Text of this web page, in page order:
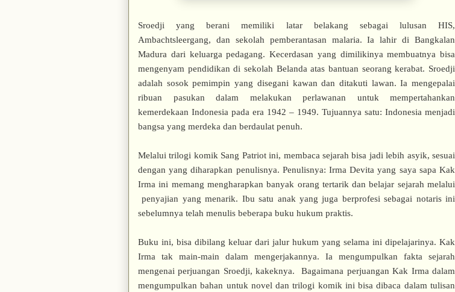
Sroedji yang berani memiliki latar belakang sebagai lulusan HIS,
Ambachtsleergang, dan sekolah pemberantasan malaria. Ia lahir di Bangkalan
Madura dari keluarga pedagang. Kecerdasan yang dimilikinya membuatnya bisa
mengenyam pendidikan di sekolah Belanda atas bantuan seorang kerabat. Sroedji
adalah sosok pemimpin yang disegani kawan dan ditakuti lawan. Ia mengepalai
ribuan pasukan dalam melakukan perlawanan untuk mempertahankan
kemerdekaan Indonesia pada era 1942 – 1949. Tujuannya satu: Indonesia menjadi
bangsa yang merdeka dan berdaulat penuh.
Melalui trilogi komik Sang Patriot ini, membaca sejarah bisa jadi lebih asyik, sesuai
dengan yang diharapkan penulisnya. Penulisnya: Irma Devita yang saya sapa Kak
Irma ini memang mengharapkan banyak orang tertarik dan belajar sejarah melalui
penyajian yang menarik. Ibu satu anak yang juga berprofesi sebagai notaris ini
sebelumnya telah menulis beberapa buku hukum praktis.
Buku ini, bisa dibilang keluar dari jalur hukum yang selama ini dipelajarinya. Kak
Irma tak main-main dalam mengerjakannya. Ia mengumpulkan fakta sejarah
mengenai perjuangan Sroedji, kakeknya. Bagaimana perjuangan Kak Irma dalam
mengumpulkan bahan untuk novel dan trilogi komik ini bisa dibaca dalam tulisan